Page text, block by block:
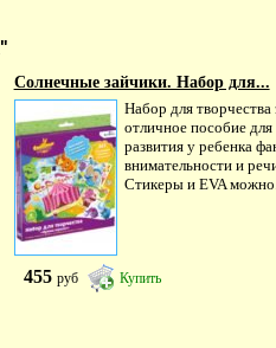
"
Солнечные зайчики. Набор для...
Набор для творчества
отличное пособие для
развития у ребенка
внимательности и
Стикеры и EVA
455 руб Купить